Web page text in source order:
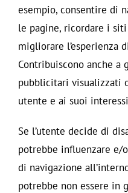
esempio, consentire di
le pagine, ricordare i
migliorare l’esperienza
Contribuiscono anche
pubblicitari visualizzati
utente e ai suoi
Se l’utente decide di
potrebbe influenzare e/
di navigazione
potrebbe non essere in